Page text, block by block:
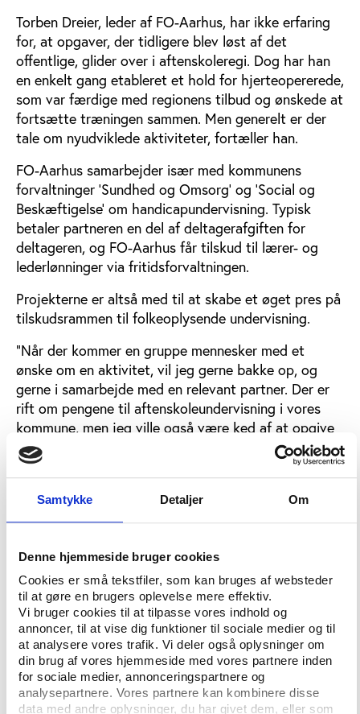
Samtykke Detaljer Om
Denne hjemmeside bruger cookies
Cookies er små tekstfiler, som kan bruges af websteder
til at gøre en brugers oplevelse mere effektiv.
Vi bruger cookies til at tilpasse vores indhold og
annoncer, til at vise dig funktioner til sociale medier og til
at analysere vores trafik. Vi deler også oplysninger om
din brug af vores hjemmeside med vores partnere inden
for sociale medier, annonceringspartnere og
analysepartnere. Vores partnere kan kombinere disse
data med andre oplysninger, du har givet dem, eller som
Torben Dreier, leder af FO-Aarhus, har ikke erfaring
for, at opgaver, der tidligere blev løst af det
offentlige, glider over i aftenskoleregi. Dog har han
en enkelt gang etableret et hold for hjerteopererede,
som var færdige med regionens tilbud og ønskede at
fortsætte træningen sammen. Men generelt er der
tale om nyudviklede aktiviteter, fortæller han.
FO-Aarhus samarbejder især med kommunens
forvaltninger ’Sundhed og Omsorg’ og ’Social og
Beskæftigelse’ om handicapundervisning. Typisk
betaler partneren en del af deltagerafgiften for
deltageren, og FO-Aarhus får tilskud til lærer- og
lederlønninger via fritidsforvaltningen.
Projekterne er altså med til at skabe et øget pres på
tilskudsrammen til folkeoplysende undervisning.
”Når der kommer en gruppe mennesker med et
ønske om en aktivitet, vil jeg gerne bakke op, og
gerne i samarbejde med en relevant partner. Der er
rift om pengene til aftenskoleundervisning i vores
kommune, men jeg ville også være ked af at opgive
nogle af de gode projekter, vi har. En aftenskole bør
bakke op om gode ideer,” siger Torben Dreier.
Giver mening for kommunen
den største andel af tilskudsrammen til
handicapundervisning i 2014, nemlig henholdsvis 64
og 62 pct. Forklaringen ligger i varmtvandsbassiner:
”Genoptræning i varmt vand er måske ikke et
klassisk folkeoplysningsformål,” siger kultur- og
fritidschef Anders Høgstrup, Randers Kommune.
”Men det giver god mening for kommunen, at
patienterne kan fortsætte deres genoptræning i